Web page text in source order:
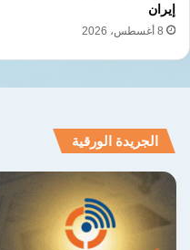
إيران
8 أغسطس، 2026
الجريدة الورقية